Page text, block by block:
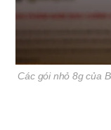
Các gói nhỏ 8g của